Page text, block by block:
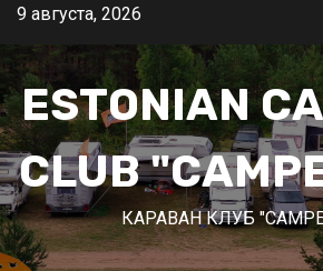
Перейти
содержимому
9 августа, 2026
ESTONIAN
CLUB
КАРАВАН КЛУБ